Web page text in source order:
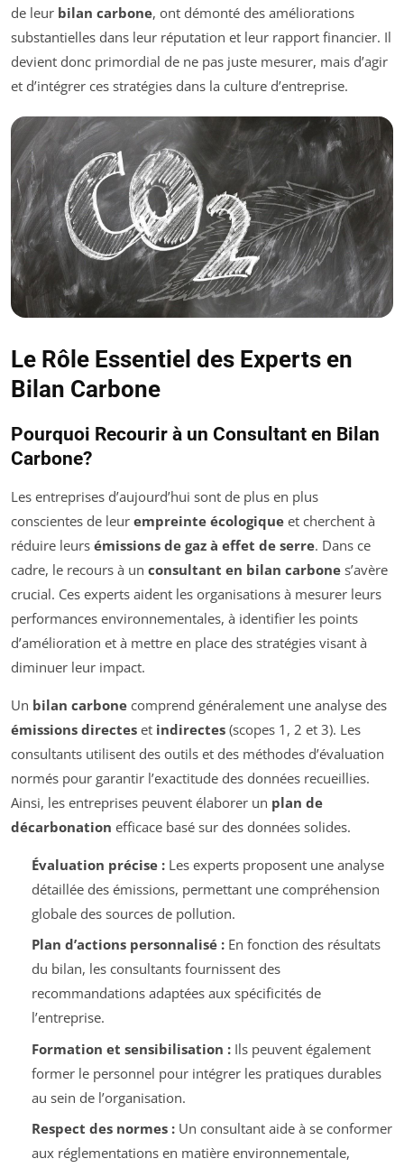
de leur bilan carbone, ont démonté des améliorations
substantielles dans leur réputation et leur rapport financier. Il
devient donc primordial de ne pas juste mesurer, mais d’agir
et d’intégrer ces stratégies dans la culture d’entreprise.
Le Rôle Essentiel des Experts en
Bilan Carbone
Pourquoi Recourir à un Consultant en Bilan
Carbone?
Les entreprises d’aujourd’hui sont de plus en plus
conscientes de leur empreinte écologique et cherchent à
réduire leurs émissions de gaz à effet de serre. Dans ce
cadre, le recours à un consultant en bilan carbone s’avère
crucial. Ces experts aident les organisations à mesurer leurs
performances environnementales, à identifier les points
d’amélioration et à mettre en place des stratégies visant à
diminuer leur impact.
Un bilan carbone comprend généralement une analyse des
émissions directes et indirectes (scopes 1, 2 et 3). Les
consultants utilisent des outils et des méthodes d’évaluation
normés pour garantir l’exactitude des données recueillies.
Ainsi, les entreprises peuvent élaborer un plan de
décarbonation efficace basé sur des données solides.
Évaluation précise :Les experts proposent une analyse
détaillée des émissions, permettant une compréhension
globale des sources de pollution.
Plan d’actions personnalisé :En fonction des résultats
du bilan, les consultants fournissent des
recommandations adaptées aux spécificités de
l’entreprise.
Formation et sensibilisation :Ils peuvent également
former le personnel pour intégrer les pratiques durables
au sein de l’organisation.
Respect des normes :Un consultant aide à se conformer
aux réglementations en matière environnementale,